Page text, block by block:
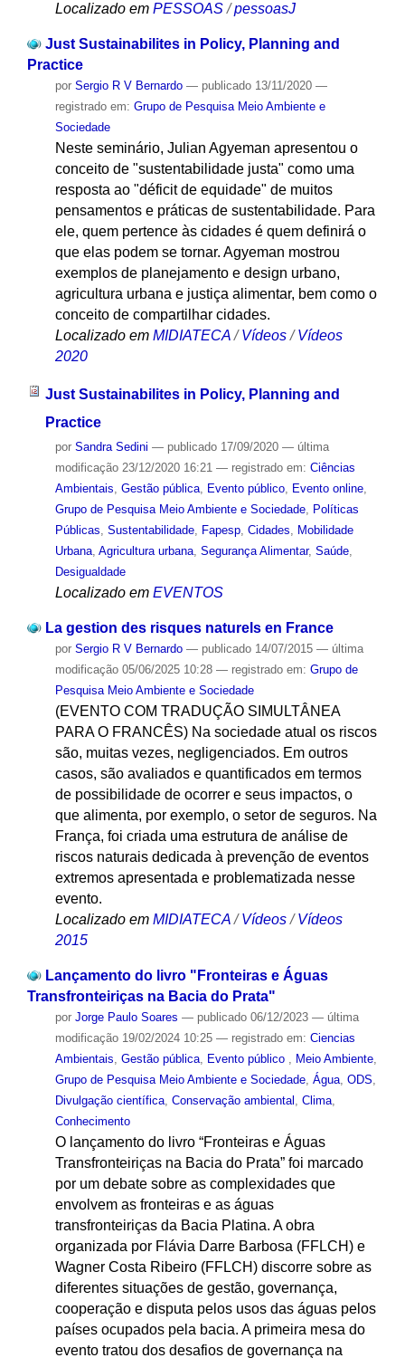
Localizado em PESSOAS /pessoasJ
Just Sustainabilites in Policy, Planning and
Practice
por Sergio R V Bernardo — publicado13/11/2020 —
registrado em: Grupo de Pesquisa Meio Ambiente e
Sociedade
Neste seminário, Julian Agyeman apresentou o
conceito de "sustentabilidade justa" como uma
resposta ao "déficit de equidade" de muitos
pensamentos e práticas de sustentabilidade. Para
ele, quem pertence às cidades é quem definirá o
que elas podem se tornar. Agyeman mostrou
exemplos de planejamento e design urbano,
agricultura urbana e justiça alimentar, bem como o
conceito de compartilhar cidades.
Localizado em MIDIATECA /Vídeos /Vídeos
2020
Just Sustainabilites in Policy, Planning and
Practice
por Sandra Sedini — publicado17/09/2020 — última
modificação23/12/2020 16:21 — registrado em: Ciências
Ambientais, Gestão pública, Evento público, Evento online,
Grupo de Pesquisa Meio Ambiente e Sociedade, Políticas
Públicas, Sustentabilidade, Fapesp, Cidades, Mobilidade
Urbana, Agricultura urbana, Segurança Alimentar, Saúde,
Desigualdade
Localizado em EVENTOS
La gestion des risques naturels en France
por Sergio R V Bernardo — publicado14/07/2015 — última
modificação05/06/2025 10:28 — registrado em: Grupo de
Pesquisa Meio Ambiente e Sociedade
(EVENTO COM TRADUÇÃO SIMULTÂNEA
PARA O FRANCÊS) Na sociedade atual os riscos
são, muitas vezes, negligenciados. Em outros
casos, são avaliados e quantificados em termos
de possibilidade de ocorrer e seus impactos, o
que alimenta, por exemplo, o setor de seguros. Na
França, foi criada uma estrutura de análise de
riscos naturais dedicada à prevenção de eventos
extremos apresentada e problematizada nesse
evento.
Localizado em MIDIATECA /Vídeos /Vídeos
2015
Lançamento do livro "Fronteiras e Águas
Transfronteiriças na Bacia do Prata"
por Jorge Paulo Soares — publicado06/12/2023 — última
modificação19/02/2024 10:25 — registrado em: Ciencias
Ambientais Gestão pública, Evento público Meio Ambiente,
Grupo de Pesquisa Meio Ambiente e Sociedade, Água, ODS
Divulgação científica, Conservação ambiental Clima,
Conhecimento
O lançamento do livro “Fronteiras e Águas
Transfronteiriças na Bacia do Prata” foi marcado
por um debate sobre as complexidades que
envolvem as fronteiras e as águas
transfronteiriças da Bacia Platina. A obra
organizada por Flávia Darre Barbosa (FFLCH) e
Wagner Costa Ribeiro (FFLCH) discorre sobre as
diferentes situações de gestão, governança,
cooperação e disputa pelos usos das águas pelos
países ocupados pela bacia. A primeira mesa do
evento tratou dos desafios de governança na